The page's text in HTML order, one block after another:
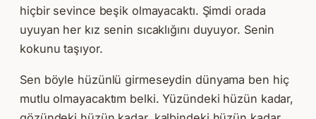
hiçbir sevince beşik olmayacaktı. Şimdi orada
uyuyan her kız senin sıcaklığını duyuyor. Senin
kokunu taşıyor.
Sen böyle hüzünlü girmeseydin dünyama ben hiç
mutlu olmayacaktım belki. Yüzündeki hüzün kadar,